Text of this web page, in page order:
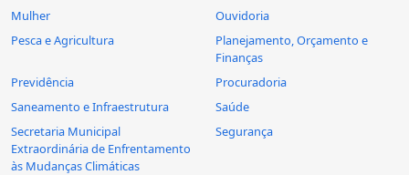
Mulher
Ouvidoria
Pesca e Agricultura
Planejamento, Orçamento e
Finanças
Previdência
Procuradoria
Saneamento e Infraestrutura
Saúde
Secretaria Municipal
Extraordinária de Enfrentamento
às Mudanças Climáticas
Segurança